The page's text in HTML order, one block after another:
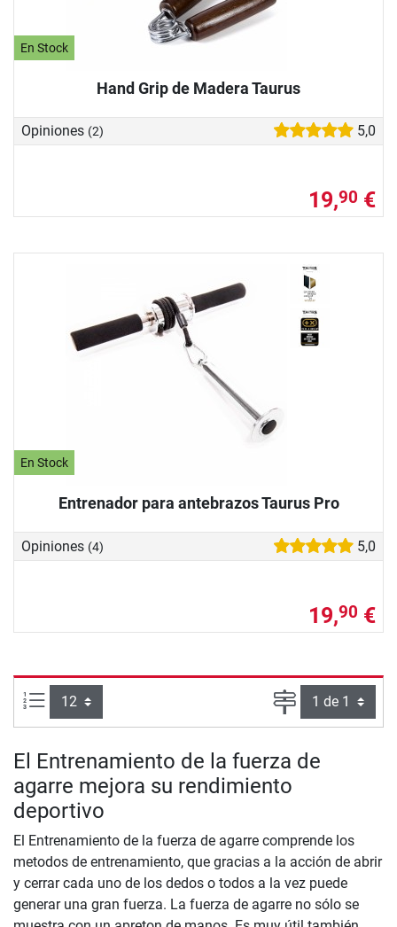
En Stock
Hand Grip de Madera Taurus
Opiniones (2) 5,0
19,90 €
En Stock
Entrenador para antebrazos Taurus Pro
Opiniones (4) 5,0
19,90 €
Artículos por página: Página
El Entrenamiento de la fuerza de
agarre mejora su rendimiento
deportivo
El Entrenamiento de la fuerza de agarre comprende los
metodos de entrenamiento, que gracias a la acción de abrir
y cerrar cada uno de los dedos o todos a la vez puede
generar una gran fuerza. La fuerza de agarre no sólo se